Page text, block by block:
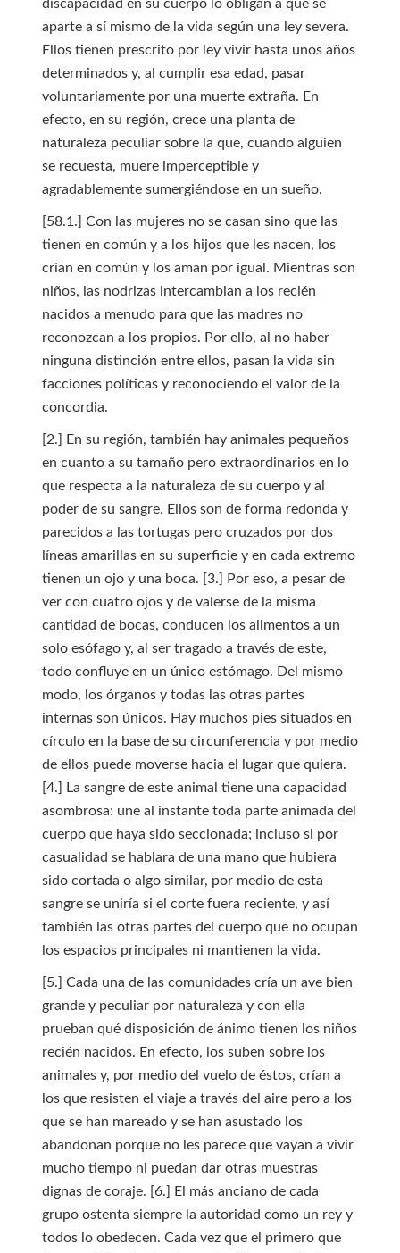
discapacidad en su cuerpo lo obligan a que se
aparte a sí mismo de la vida según una ley severa.
Ellos tienen prescrito por ley vivir hasta unos años
determinados y, al cumplir esa edad, pasar
voluntariamente por una muerte extraña. En
efecto, en su región, crece una planta de
naturaleza peculiar sobre la que, cuando alguien
se recuesta, muere imperceptible y
agradablemente sumergiéndose en un sueño.
[58.1.] Con las mujeres no se casan sino que las
tienen en común y a los hijos que les nacen, los
crían en común y los aman por igual. Mientras son
niños, las nodrizas intercambian a los recién
nacidos a menudo para que las madres no
reconozcan a los propios. Por ello, al no haber
ninguna distinción entre ellos, pasan la vida sin
facciones políticas y reconociendo el valor de la
concordia.
[2.] En su región, también hay animales pequeños
en cuanto a su tamaño pero extraordinarios en lo
que respecta a la naturaleza de su cuerpo y al
poder de su sangre. Ellos son de forma redonda y
parecidos a las tortugas pero cruzados por dos
líneas amarillas en su superficie y en cada extremo
tienen un ojo y una boca. [3.] Por eso, a pesar de
ver con cuatro ojos y de valerse de la misma
cantidad de bocas, conducen los alimentos a un
solo esófago y, al ser tragado a través de este,
todo confluye en un único estómago. Del mismo
modo, los órganos y todas las otras partes
internas son únicos. Hay muchos pies situados en
círculo en la base de su circunferencia y por medio
de ellos puede moverse hacia el lugar que quiera.
[4.] La sangre de este animal tiene una capacidad
asombrosa: une al instante toda parte animada del
cuerpo que haya sido seccionada; incluso si por
casualidad se hablara de una mano que hubiera
sido cortada o algo similar, por medio de esta
sangre se uniría si el corte fuera reciente, y así
también las otras partes del cuerpo que no ocupan
los espacios principales ni mantienen la vida.
[5.] Cada una de las comunidades cría un ave bien
grande y peculiar por naturaleza y con ella
prueban qué disposición de ánimo tienen los niños
recién nacidos. En efecto, los suben sobre los
animales y, por medio del vuelo de éstos, crían a
los que resisten el viaje a través del aire pero a los
que se han mareado y se han asustado los
abandonan porque no les parece que vayan a vivir
mucho tiempo ni puedan dar otras muestras
dignas de coraje. [6.] El más anciano de cada
grupo ostenta siempre la autoridad como un rey y
todos lo obedecen. Cada vez que el primero que